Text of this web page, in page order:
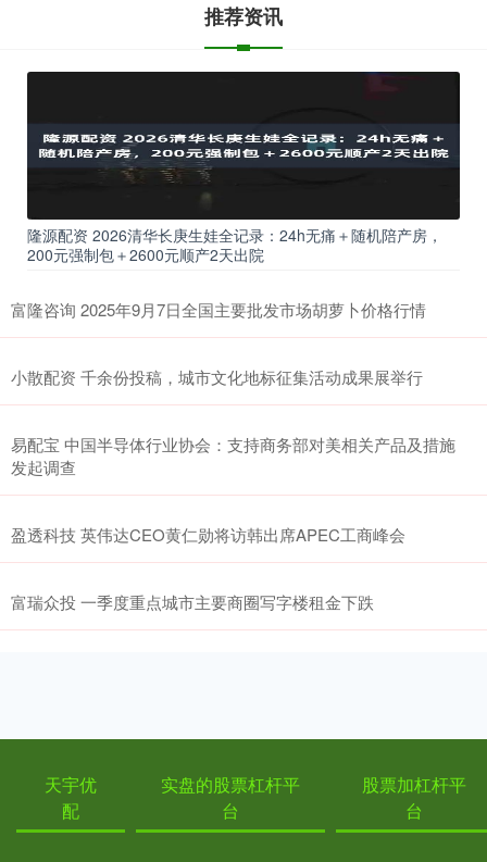
推荐资讯
隆源配资 2026清华长庚生娃全记录：24h无痛＋随机陪产房，
200元强制包＋2600元顺产2天出院
富隆咨询 2025年9月7日全国主要批发市场胡萝卜价格行情
小散配资 千余份投稿，城市文化地标征集活动成果展举行
易配宝 中国半导体行业协会：支持商务部对美相关产品及措施
发起调查
盈透科技 英伟达CEO黄仁勋将访韩出席APEC工商峰会
富瑞众投 一季度重点城市主要商圈写字楼租金下跌
天宇优
配
实盘的股票杠杆平
台
股票加杠杆平
台